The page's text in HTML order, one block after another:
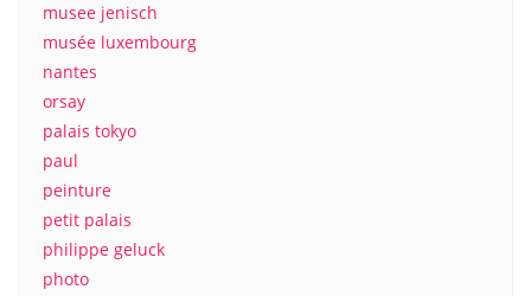
musee jenisch
musée luxembourg
nantes
orsay
palais tokyo
paul
peinture
petit palais
philippe geluck
photo